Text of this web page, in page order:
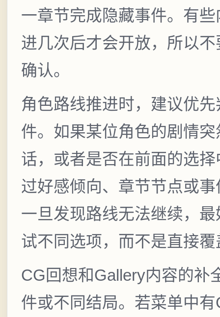
一章节完成隐藏事件。有
进几次后才会开放，所以
确认。
角色路线推进时，建议优
件。如果某位角色的剧情
话，或者是否在前面的选
过好感倾向、章节节点或
一旦发现路线无法继续，
试不同选项，而不是直接
CG回想和Gallery内容的补
件或不同结局。若菜单中